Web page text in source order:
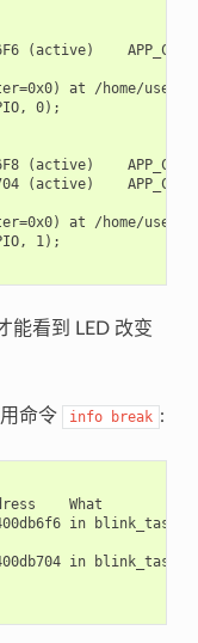
(active)    APP_CPU:
at /home/
0);
(active)    APP_CPU:
(active)    APP_CPU:
at /home/
1);
能看到 LED 改变
命令 info break :
What
in blink_task at
in blink_task